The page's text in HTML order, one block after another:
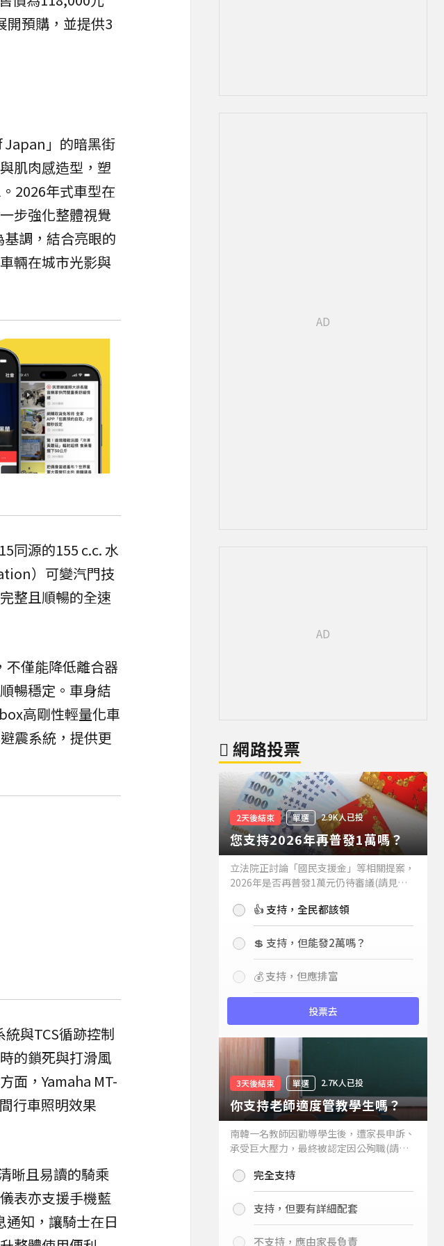
開預購，並提供3
Japan」的暗黑街
肌肉感造型，塑
2026年式車型在
步強化整體視覺
調，結合亮眼的
輛在城市光影與
同源的155 c.c. 水
）可變汽門技
整且順暢的全速
不僅能降低離合器
暢穩定。車身結
高剛性輕量化車
震系統，提供更
與TCS循跡控制
的鎖死與打滑風
面，Yamaha MT-
行車照明效果
晰且易讀的騎乘
表亦支援手機藍
知，讓騎士在日
網路投票
2天後結束 單選 2.9K人已投
您支持2026年再普發1萬嗎？
立法院正討論「國民支援金」等相關提案，
2026年是否再普發1萬元仍待審議(請見下
持嗎？👍 支持，全民都該領
💲 支持，但能發2萬嗎？
💰 支持，但應排富
投票去
3天後結束 單選 2.7K人已投
你支持老師適度管教學生嗎？
南韓一名教師因勸導學生後，遭家長申訴、
承受巨大壓力，最終被認定因公殉職(請見
你支持老師適度管教學生嗎？
完全支持
支持，但要有詳細配套
不支持，應由家長負責